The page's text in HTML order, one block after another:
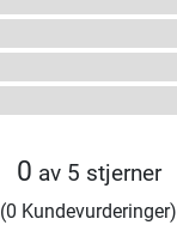
0 av 5 stjerner
(0 Kundevurderinger)